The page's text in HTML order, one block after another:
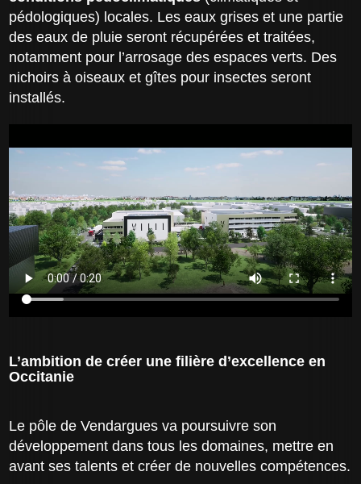
pédologiques) locales. Les eaux grises et une partie
des eaux de pluie seront récupérées et traitées,
notamment pour l’arrosage des espaces verts. Des
nichoirs à oiseaux et gîtes pour insectes seront
installés.
L’ambition de créer une filière d’excellence en
Occitanie
Le pôle de Vendargues va poursuivre son
développement dans tous les domaines, mettre en
avant ses talents et créer de nouvelles compétences.